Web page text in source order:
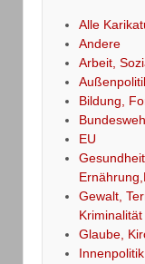
Alle
Andere
Arbeit,
Bildung,
EU
Gewalt,
Kriminalität
Glaube,